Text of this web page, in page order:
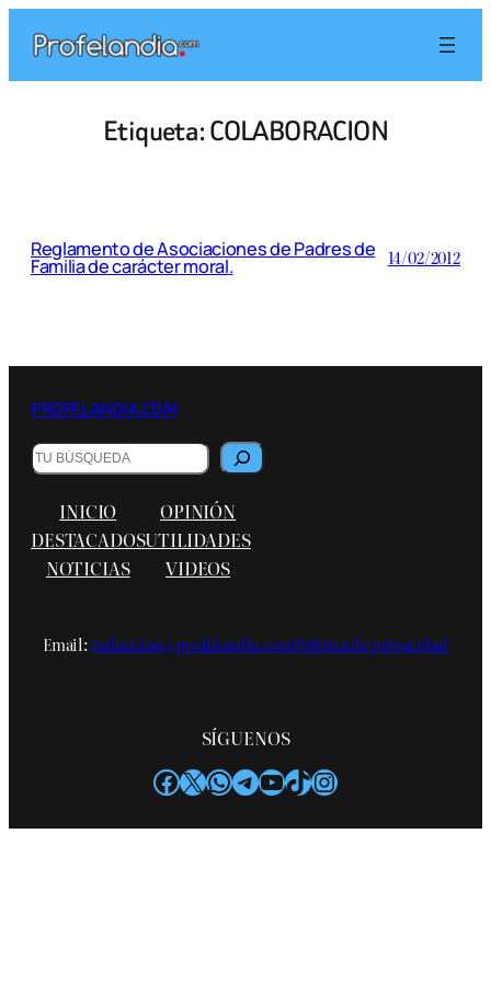
contenido
Etiqueta:COLABORACION
Reglamento de Asociaciones de Padres de
Familia de carácter moral. 14/02/2012
PROFELANDIA.COM
Buscar
INICIO
DESTACADOS
NOTICIAS
OPINIÓN
UTILIDADES
VIDEOS
Email:redaccion@profelandia.comPolítica de privacidad
SÍGUENOS
Facebook
X WhatsApp
Telegram
YouTube
TikTok
Instagram